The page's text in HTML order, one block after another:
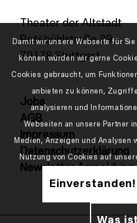
Theater der Altstadt
Rotebühlstraße 89
70178 Stuttgart
Jobs
AGB
Impressum
Datenschutzerklärung
Newsletter Anmeldung
Damit wir unsere Webseite für
können würden wir gerne
Cookies gebraucht, um
anbieten zu können,
analysieren und
Webseiten an unsere Partner
Medien, Anzeigen und Analysen
Nutzung von Cookies auf
Einverstanden!
Was